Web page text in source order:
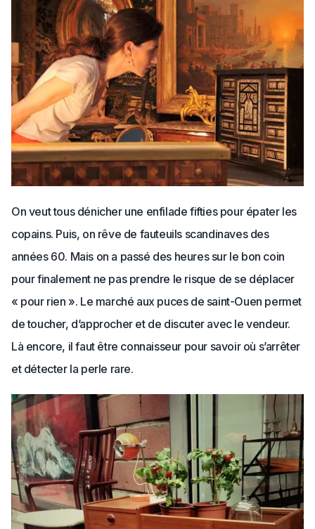
On veut tous dénicher une enfilade fifties pour épater les
copains. Puis, on rêve de fauteuils scandinaves des
années 60. Mais on a passé des heures sur le bon coin
pour finalement ne pas prendre le risque de se déplacer
« pour rien ». Le marché aux puces de saint-Ouen permet
de toucher, d’approcher et de discuter avec le vendeur.
Là encore, il faut être connaisseur pour savoir où s’arrêter
et détecter la perle rare.